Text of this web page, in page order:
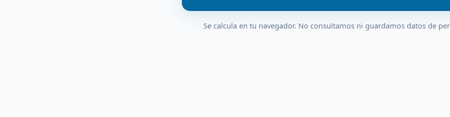
Se calcula en tu navegador. No consultamos ni guardamos datos de